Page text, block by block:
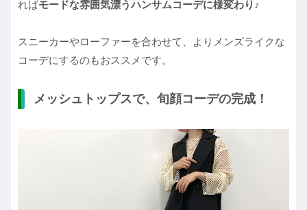
ればモードな雰囲気漂うハンサムコーデに様変わり♪
スニーカーやローファーを合わせて、よりメンズライクな
コーデにするのもおススメです。
メッシュトップスで、旬顔コーデの完成！